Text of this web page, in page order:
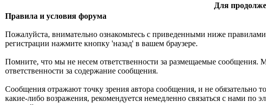
Для
Правила и условия форума
Пожалуйста, внимательно ознакомьтесь с приведенными ниже
регистрации нажмите кнопку 'назад' в вашем браузере.
Помните, что мы не несем ответственности за размещаемые сообщения.
ответственности за содержание сообщения.
Сообщения отражают точку зрения автора сообщения, и не обязательно
какие-либо возражения, рекомендуется немедленно связаться с нами